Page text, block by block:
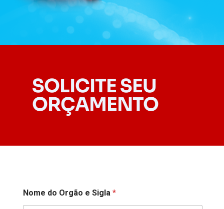
SOLICITE SEU
ORÇAMENTO
Nome do Orgão e Sigla *